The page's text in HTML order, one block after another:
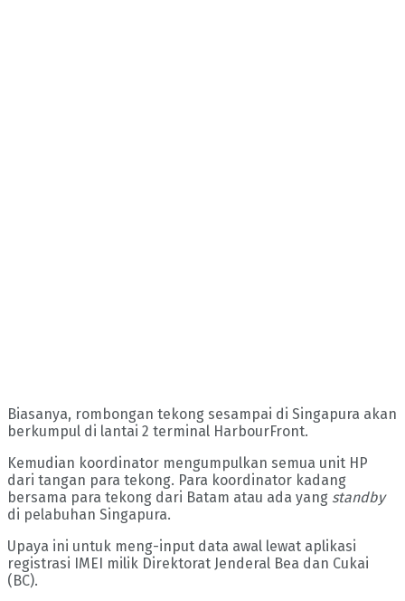
Biasanya, rombongan tekong sesampai di Singapura akan
berkumpul di lantai 2 terminal HarbourFront.
Kemudian koordinator mengumpulkan semua unit HP
dari tangan para tekong. Para koordinator kadang
bersama para tekong dari Batam atau ada yang standby
di pelabuhan Singapura.
Upaya ini untuk meng-input data awal lewat aplikasi
registrasi IMEI milik Direktorat Jenderal Bea dan Cukai
(BC).